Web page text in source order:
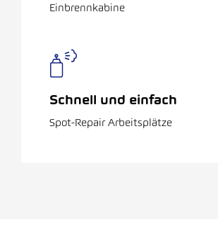
Einbrennkabine
Schnell und einfach
Spot-Repair Arbeitsplätze